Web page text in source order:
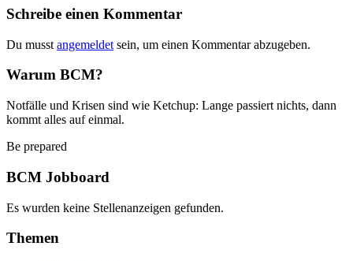
Schreibe einen Kommentar
Du musst angemeldet sein, um einen Kommentar abzugeben.
Warum BCM?
Notfälle und Krisen sind wie Ketchup: Lange passiert nichts, dann
kommt alles auf einmal.
Be prepared
BCM Jobboard
Es wurden keine Stellenanzeigen gefunden.
Themen